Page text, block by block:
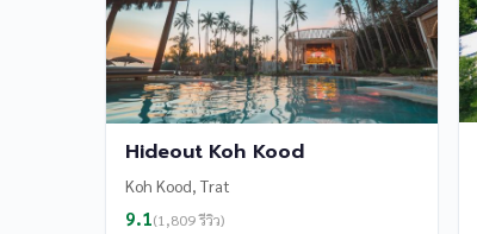
Hideout Koh Kood
Koh Kood, Trat
9.1(1,809 รีวิว)